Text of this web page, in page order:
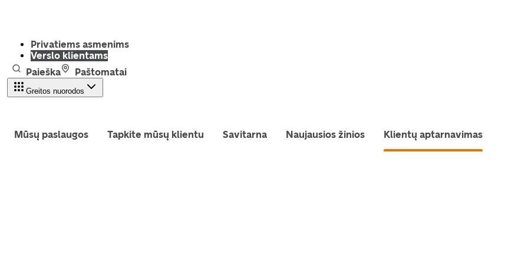
Privatiems asmenims
Verslo klientams
Paieška
Paštomatai
Greitos nuorodos
Mūsų paslaugos Tapkite mūsų klientu Savitarna Naujausios žinios Klientų aptarnavimas